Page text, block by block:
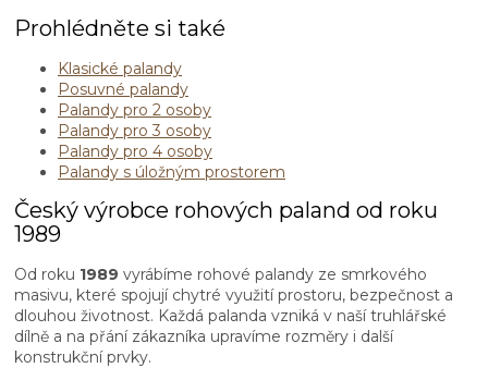
Prohlédněte si také
Klasické palandy
Posuvné palandy
Palandy pro 2 osoby
Palandy pro 3 osoby
Palandy pro 4 osoby
Palandy s úložným prostorem
Český výrobce rohových paland od roku
1989
Od roku 1989 vyrábíme rohové palandy ze smrkového
masivu, které spojují chytré využití prostoru, bezpečnost a
dlouhou životnost. Každá palanda vzniká v naší truhlářské
dílně a na přání zákazníka upravíme rozměry i další
konstrukční prvky.